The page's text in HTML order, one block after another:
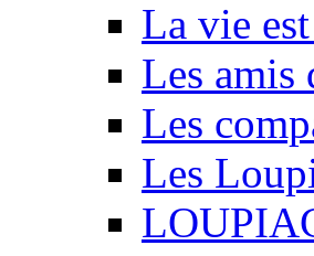
La vie
Les amis
Les
Les